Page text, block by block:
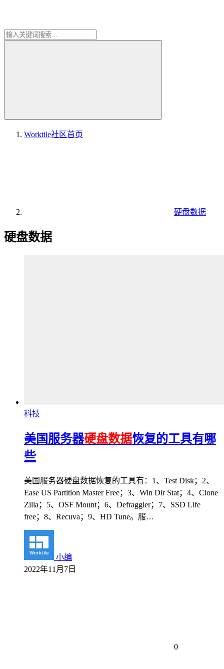
Worktile社区首页
硬盘数据
硬盘数据
科技
美国服务器硬盘数据恢复的工具有哪
些
美国服务器硬盘数据恢复的工具有：1、Test Disk；2、
Ease US Partition Master Free；3、Win Dir Stat；4、Clone
Zilla；5、OSF Mount；6、Defraggler；7、SSD Life
free；8、Recuva；9、HD Tune。服…
小编
2022年11月7日
0